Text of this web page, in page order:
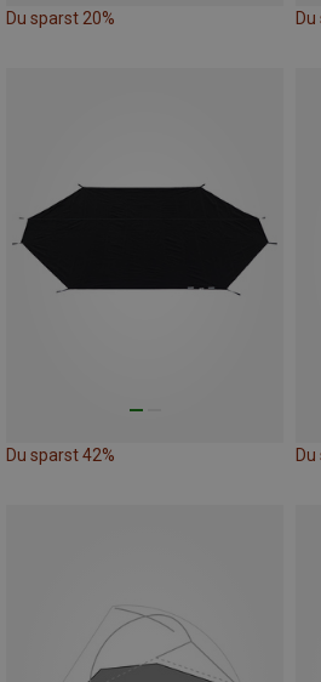
Du sparst 20%
Du sparst 42%